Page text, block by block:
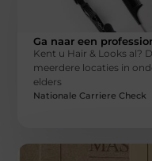
Ga naar een
Kent u Hair & Looks al?
meerdere locaties in
elders
Nationale Carriere Check